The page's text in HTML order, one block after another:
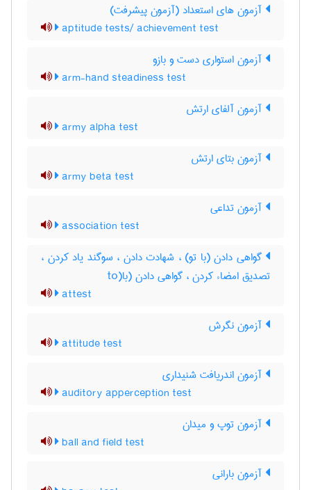
آزمون های استعداد (آزمون پیشرفت)
aptitude tests/ achievement test
آزمون استواری دست و بازو
arm-hand steadiness test
آزمون آلفای ارتش
army alpha test
آزمون بتای ارتش
army beta test
آزمون تداعی
association test
گواهی دادن (با تو) ، شهادت دادن ، سوگند یاد کردن ،
تصدیق امضاء کردن ، گواهی دادن (با(to
attest
آزمون نگرش
attitude test
آزمون اندریافت شنیداری
auditory apperception test
آزمون توپ و میدان
ball and field test
آزمون بارانی